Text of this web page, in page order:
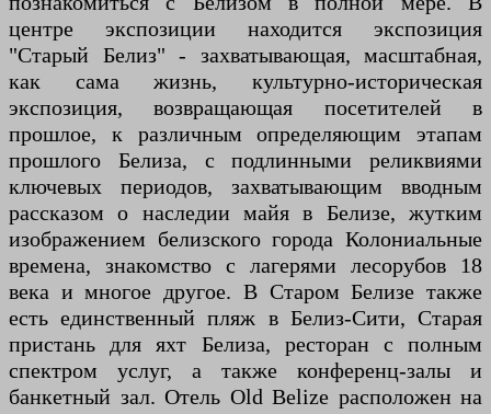
центре экспозиции находится экспозиция
"Старый Белиз" - захватывающая, масштабная,
как сама жизнь, культурно-историческая
экспозиция, возвращающая посетителей в
прошлое, к различным определяющим этапам
прошлого Белиза, с подлинными реликвиями
ключевых периодов, захватывающим вводным
рассказом о наследии майя в Белизе, жутким
изображением белизского города Колониальные
времена, знакомство с лагерями лесорубов 18
века и многое другое. В Старом Белизе также
есть единственный пляж в Белиз-Сити, Старая
пристань для яхт Белиза, ресторан с полным
спектром услуг, а также конференц-залы и
банкетный зал. Отель Old Belize расположен на